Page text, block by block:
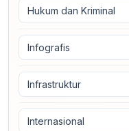
Hukum dan Kriminal
Infografis
Infrastruktur
Internasional